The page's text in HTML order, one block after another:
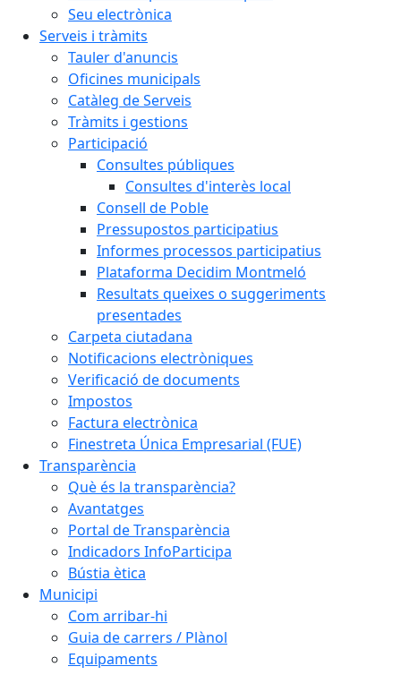
Seu electrònica
Serveis i tràmits
Tauler d'anuncis
Oficines municipals
Catàleg de Serveis
Tràmits i gestions
Participació
Consultes públiques
Consultes d'interès local
Consell de Poble
Pressupostos participatius
Informes processos participatius
Plataforma Decidim Montmeló
Resultats queixes o suggeriments
presentades
Carpeta ciutadana
Notificacions electròniques
Verificació de documents
Impostos
Factura electrònica
Finestreta Única Empresarial (FUE)
Transparència
Què és la transparència?
Avantatges
Portal de Transparència
Indicadors InfoParticipa
Bústia ètica
Municipi
Com arribar-hi
Guia de carrers / Plànol
Equipaments